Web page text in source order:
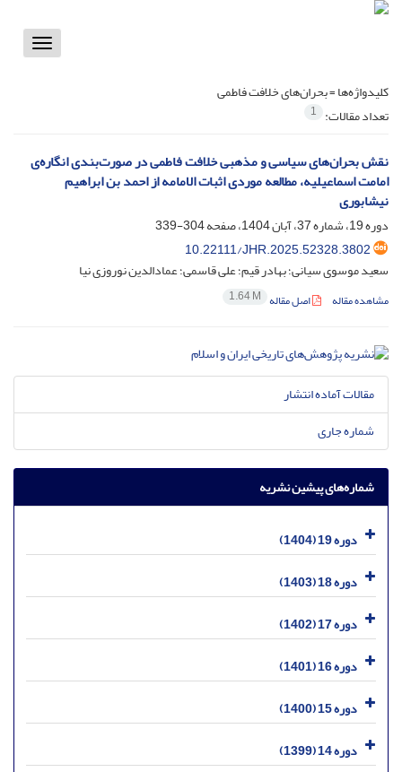
Toggle
کلیدواژه‌ها =بحران‌های خلافت فاطمی
تعداد مقالات: 1
نقش بحران‌های سیاسی و مذهبی خلافت فاطمی در صور‌ت‌بندی انگاره‌ی
امامت اسماعیلیه، مطالعه موردی اثبات الامامه از احمد بن ابراهیم
نیشابوری
دوره 19، شماره 37، آبان 1404، صفحه
304-339
10.22111/JHR.2025.52328.3802
سعید موسوی سیانی؛ بهادر قیم؛ علی قاسمی؛ عمادالدین نوروزی نیا
مشاهده مقاله اصل مقاله 1.64 M
مقالات آماده انتشار
شماره جاری
شماره‌های پیشین نشریه
دوره 19 (1404)
دوره 18 (1403)
دوره 17 (1402)
دوره 16 (1401)
دوره 15 (1400)
دوره 14 (1399)